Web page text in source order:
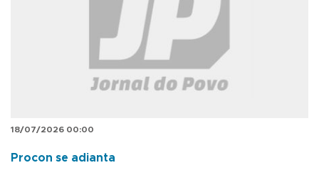
18/07/2026 00:00
Procon se adianta